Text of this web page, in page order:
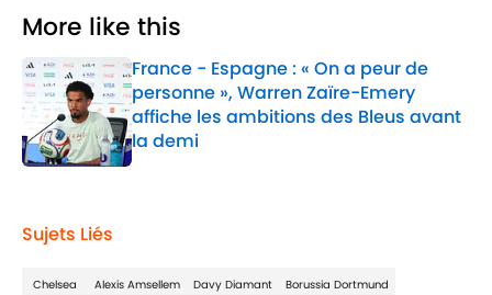
More like this
France - Espagne : « On a peur de
personne », Warren Zaïre-Emery
affiche les ambitions des Bleus avant
la demi
Published by on Invalid Date
Sujets Liés
Chelsea Alexis Amsellem Davy Diamant Borussia Dortmund